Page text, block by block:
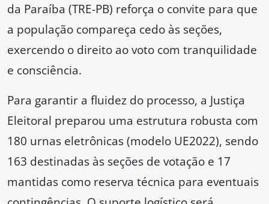
da Paraíba (TRE-PB) reforça o convite para que
a população compareça cedo às seções,
exercendo o direito ao voto com tranquilidade
e consciência.
Para garantir a fluidez do processo, a Justiça
Eleitoral preparou uma estrutura robusta com
180 urnas eletrônicas (modelo UE2022), sendo
163 destinadas às seções de votação e 17
mantidas como reserva técnica para eventuais